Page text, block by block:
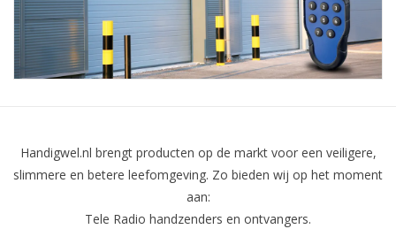
Handigwel.nl brengt producten op de markt voor een veiligere,
slimmere en betere leefomgeving. Zo bieden wij op het moment
aan:
Tele Radio handzenders en ontvangers.